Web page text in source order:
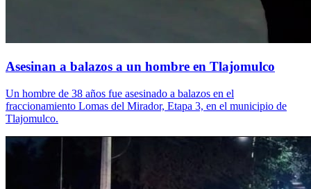
Asesinan a balazos a un hombre en Tlajomulco
Un hombre de 38 años fue asesinado a balazos en el
fraccionamiento Lomas del Mirador, Etapa 3, en el municipio de
Tlajomulco.